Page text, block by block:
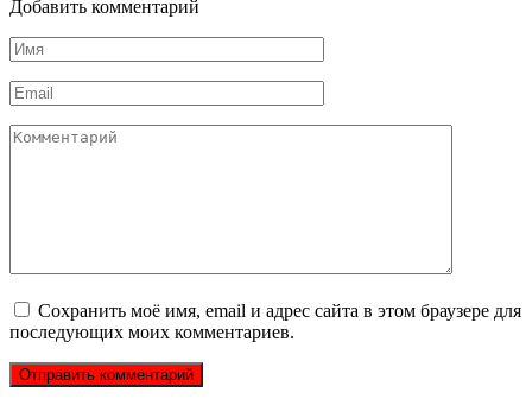
Добавить комментарий
Имя
*
Email
*
Комментарий
Сохранить моё имя, email и адрес сайта в этом браузере для
последующих моих комментариев.